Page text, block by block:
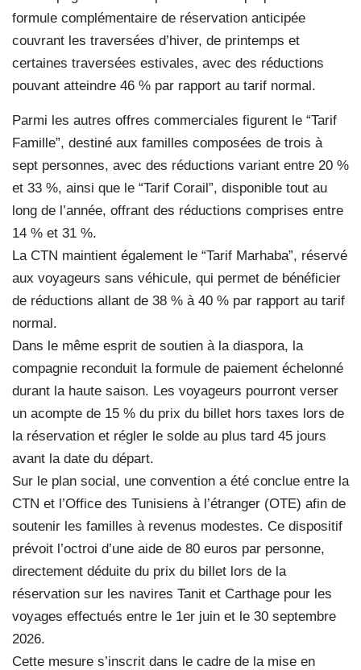
formule complémentaire de réservation anticipée
couvrant les traversées d’hiver, de printemps et
certaines traversées estivales, avec des réductions
pouvant atteindre 46 % par rapport au tarif normal.
Parmi les autres offres commerciales figurent le “Tarif
Famille”, destiné aux familles composées de trois à
sept personnes, avec des réductions variant entre 20 %
et 33 %, ainsi que le “Tarif Corail”, disponible tout au
long de l’année, offrant des réductions comprises entre
14 % et 31 %.
La CTN maintient également le “Tarif Marhaba”, réservé
aux voyageurs sans véhicule, qui permet de bénéficier
de réductions allant de 38 % à 40 % par rapport au tarif
normal.
Dans le même esprit de soutien à la diaspora, la
compagnie reconduit la formule de paiement échelonné
durant la haute saison. Les voyageurs pourront verser
un acompte de 15 % du prix du billet hors taxes lors de
la réservation et régler le solde au plus tard 45 jours
avant la date du départ.
Sur le plan social, une convention a été conclue entre la
CTN et l’Office des Tunisiens à l’étranger (OTE) afin de
soutenir les familles à revenus modestes. Ce dispositif
prévoit l’octroi d’une aide de 80 euros par personne,
directement déduite du prix du billet lors de la
réservation sur les navires Tanit et Carthage pour les
voyages effectués entre le 1er juin et le 30 septembre
2026.
Cette mesure s’inscrit dans le cadre de la mise en